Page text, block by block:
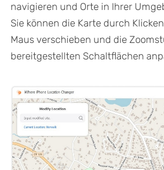
navigieren und Orte in Ihrer
Sie können die Karte durch
Maus verschieben und die
bereitgestellten Schaltflächen